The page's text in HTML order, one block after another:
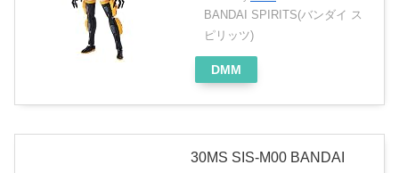
BANDAI SPIRITS(バンダイ ス
ピリッツ)
DMM
30MS SIS-M00 BANDAI